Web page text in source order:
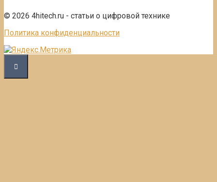
© 2026 4hitech.ru - статьи о цифровой технике
Политика конфиденциальности